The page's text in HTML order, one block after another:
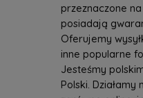
przeznaczone
posiadają
Oferujemy
inne popularne
Jesteśmy
Polski.